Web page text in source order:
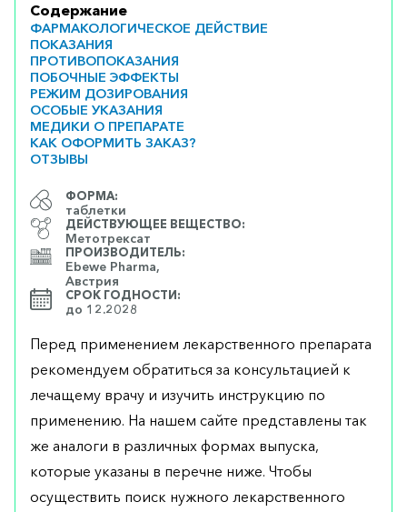
Содержание
ФАРМАКОЛОГИЧЕСКОЕ ДЕЙСТВИЕ
ПОКАЗАНИЯ
ПРОТИВОПОКАЗАНИЯ
ПОБОЧНЫЕ ЭФФЕКТЫ
РЕЖИМ ДОЗИРОВАНИЯ
ОСОБЫЕ УКАЗАНИЯ
МЕДИКИ О ПРЕПАРАТЕ
КАК ОФОРМИТЬ ЗАКАЗ?
ОТЗЫВЫ
ФОРМА:
таблетки
ДЕЙСТВУЮЩЕЕ ВЕЩЕСТВО:
Метотрексат
ПРОИЗВОДИТЕЛЬ:
Ebewe Pharma,
Австрия
СРОК ГОДНОСТИ:
до 12.2028
Перед применением лекарственного препарата
рекомендуем обратиться за консультацией к
лечащему врачу и изучить инструкцию по
применению. На нашем сайте представлены так
же аналоги в различных формах выпуска,
которые указаны в перечне ниже. Чтобы
осуществить поиск нужного лекарственного